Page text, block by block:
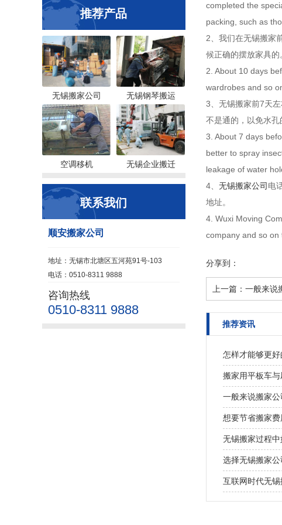
推荐产品
无锡搬家公司 无锡钢琴搬运
空调移机 无锡企业搬迁
联系我们
顺安搬家公司
地址：无锡市北塘区五河苑91号-103
电话：0510-8311 9888
咨询热线
0510-8311 9888
completed the
packing, such as
2、我们在无锡搬家
候正确的摆放家具的
2. About 10 days
wardrobes and so
3、无锡搬家前7天
不是通的，以免水孔
3. About 7 days
better to spray
leakage of water
4、 无锡搬家公司 电
地址。
4. Wuxi Moving
company and so on
分享到：
上一篇： 一般来说
推荐资讯
怎样才能够更
搬家用平板车
一般来说搬家
想要节省搬家
无锡搬家过程
选择无锡搬家
互联网时代无